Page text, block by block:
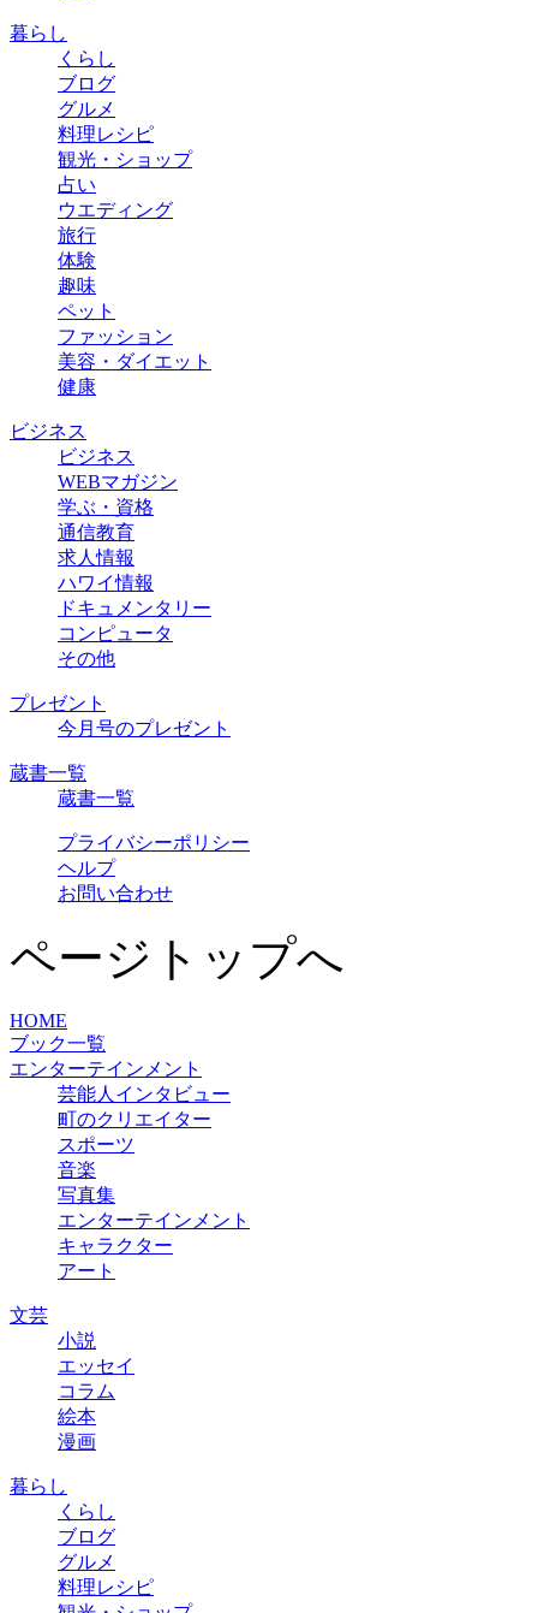
暮らし
くらし
ブログ
グルメ
料理レシピ
観光・ショップ
占い
ウエディング
旅行
体験
趣味
ペット
ファッション
美容・ダイエット
健康
ビジネス
ビジネス
WEBマガジン
学ぶ・資格
通信教育
求人情報
ハワイ情報
ドキュメンタリー
コンピュータ
その他
プレゼント
今月号のプレゼント
蔵書一覧
蔵書一覧
プライバシーポリシー
ヘルプ
お問い合わせ
ページトップへ
HOME
ブック一覧
エンターテインメント
芸能人インタビュー
町のクリエイター
スポーツ
音楽
写真集
エンターテインメント
キャラクター
アート
文芸
小説
エッセイ
コラム
絵本
漫画
暮らし
くらし
ブログ
グルメ
料理レシピ